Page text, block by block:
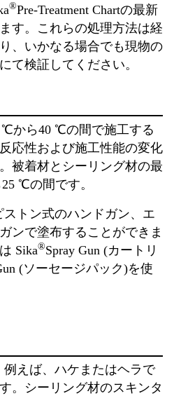
®Pre-Treatment Chartの最新
す。これらの処理方法は経
、いかなる場合でも現物の
て検証してください。
℃から40 ℃の間で施工する
応性および施工性能の変化
被着材とシーリング材の最
℃の間です。
ストン式のハンドガン、エ
ンで塗布することができま
Sika®Spray Gun (カートリ
(ソーセージパック)を使
例えば、ハケまたはヘラで
。シーリング材のスキンタ